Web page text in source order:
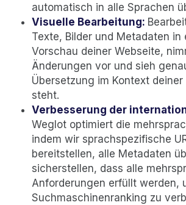
automatisch in alle Sprachen
Visuelle Bearbeitung:
Texte, Bilder und Metadaten in
Vorschau deiner Webseite,
Änderungen vor und sieh
Übersetzung im Kontext deiner
steht.
Verbesserung der
Weglot optimiert die
indem wir sprachspezifische
bereitstellen, alle Metadaten
sicherstellen, dass alle
Anforderungen erfüllt werden,
Suchmaschinenranking zu